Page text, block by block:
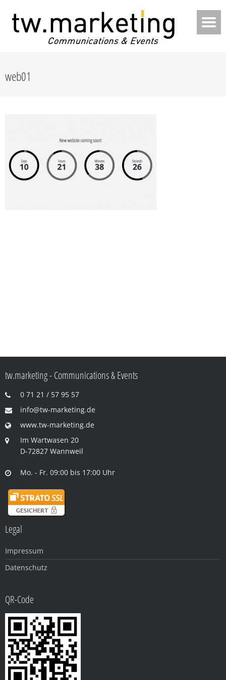
web01
tw.marketing - Communications & Events
0 71 21 / 57 95 57
info@tw-marketing.de
www.tw-marketing.de
Im Wartwasen 20
D-72827 Wannweil
Mo. - Fr. 09:00 bis 17:00 Uhr
Legal
Impressum
Datenschutz
QR-Code